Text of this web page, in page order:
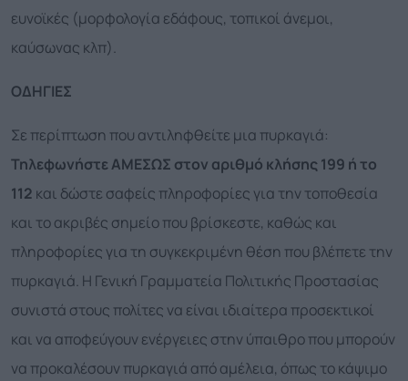
ευνοϊκές (μορφολογία εδάφους, τοπικοί άνεμοι,
καύσωνας κλπ).
ΟΔΗΓΙΕΣ
Σε περίπτωση που αντιληφθείτε μια πυρκαγιά:
Τηλεφωνήστε ΑΜΕΣΩΣ στον αριθμό κλήσης 199 ή το
112 και δώστε σαφείς πληροφορίες για την τοποθεσία
και το ακριβές σημείο που βρίσκεστε, καθώς και
πληροφορίες για τη συγκεκριμένη θέση που βλέπετε την
πυρκαγιά. Η Γενική Γραμματεία Πολιτικής Προστασίας
συνιστά στους πολίτες να είναι ιδιαίτερα προσεκτικοί
και να αποφεύγουν ενέργειες στην ύπαιθρο που μπορούν
να προκαλέσουν πυρκαγιά από αμέλεια, όπως το κάψιμο